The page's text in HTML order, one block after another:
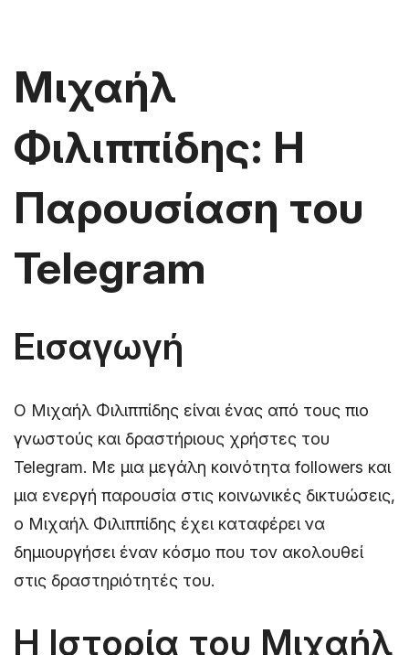
Μιχαήλ
Φιλιππίδης: Η
Παρουσίαση του
Telegram
Εισαγωγή
Ο Μιχαήλ Φιλιππίδης είναι ένας από τους πιο
γνωστούς και δραστήριους χρήστες του
Telegram. Με μια μεγάλη κοινότητα followers και
μια ενεργή παρουσία στις κοινωνικές δικτυώσεις,
ο Μιχαήλ Φιλιππίδης έχει καταφέρει να
δημιουργήσει έναν κόσμο που τον ακολουθεί
στις δραστηριότητές του.
Η Ιστορία του Μιχαήλ